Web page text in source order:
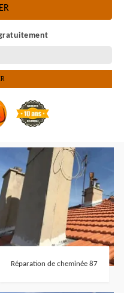
Réparation de cheminée 87